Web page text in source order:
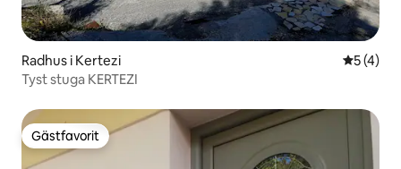
Radhus i Kertezi 5 av 5 i
5 (4)
Tyst stuga KERTEZI
Gästfavorit
Gästfavorit